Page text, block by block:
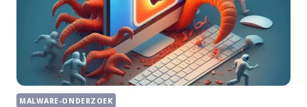
MALWARE-ONDERZOEK